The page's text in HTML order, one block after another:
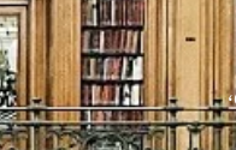
سهامداران در شرکت‌های سهامی